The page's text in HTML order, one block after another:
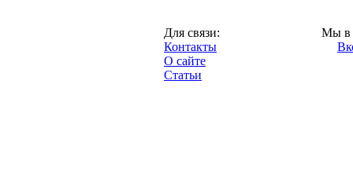
Для связи:
Контакты
О сайте
Статьи
Мы в